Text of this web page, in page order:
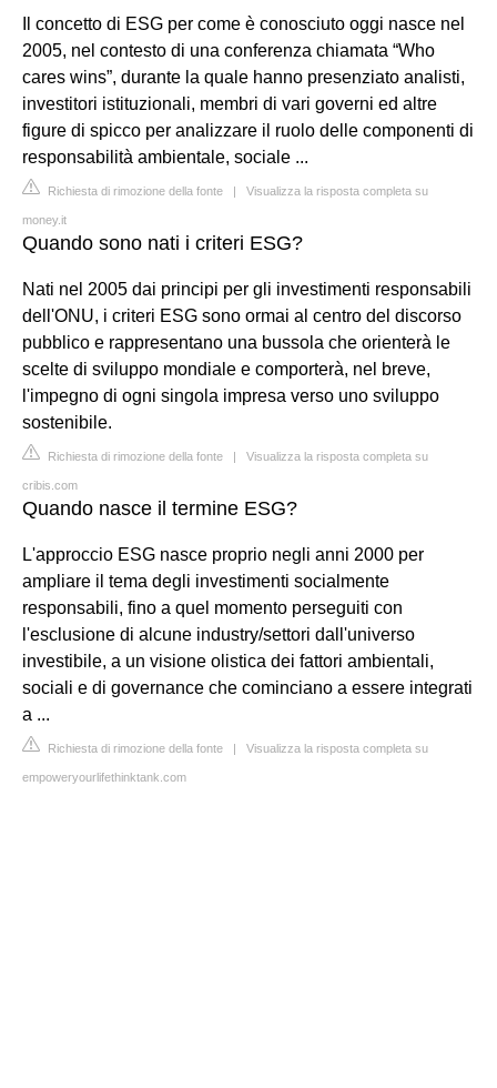
Il concetto di ESG per come è conosciuto oggi nasce nel
2005, nel contesto di una conferenza chiamata “Who
cares wins”, durante la quale hanno presenziato analisti,
investitori istituzionali, membri di vari governi ed altre
figure di spicco per analizzare il ruolo delle componenti di
responsabilità ambientale, sociale ...
Richiesta di rimozione della fonte | Visualizza la risposta completa su
money.it
Quando sono nati i criteri ESG?
Nati nel 2005 dai principi per gli investimenti responsabili
dell'ONU, i criteri ESG sono ormai al centro del discorso
pubblico e rappresentano una bussola che orienterà le
scelte di sviluppo mondiale e comporterà, nel breve,
l'impegno di ogni singola impresa verso uno sviluppo
sostenibile.
Richiesta di rimozione della fonte | Visualizza la risposta completa su
cribis.com
Quando nasce il termine ESG?
L'approccio ESG nasce proprio negli anni 2000 per
ampliare il tema degli investimenti socialmente
responsabili, fino a quel momento perseguiti con
l'esclusione di alcune industry/settori dall'universo
investibile, a un visione olistica dei fattori ambientali,
sociali e di governance che cominciano a essere integrati
a ...
Richiesta di rimozione della fonte | Visualizza la risposta completa su
empoweryourlifethinktank.com